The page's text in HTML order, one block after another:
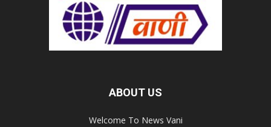
ABOUT US
Welcome To News Vani